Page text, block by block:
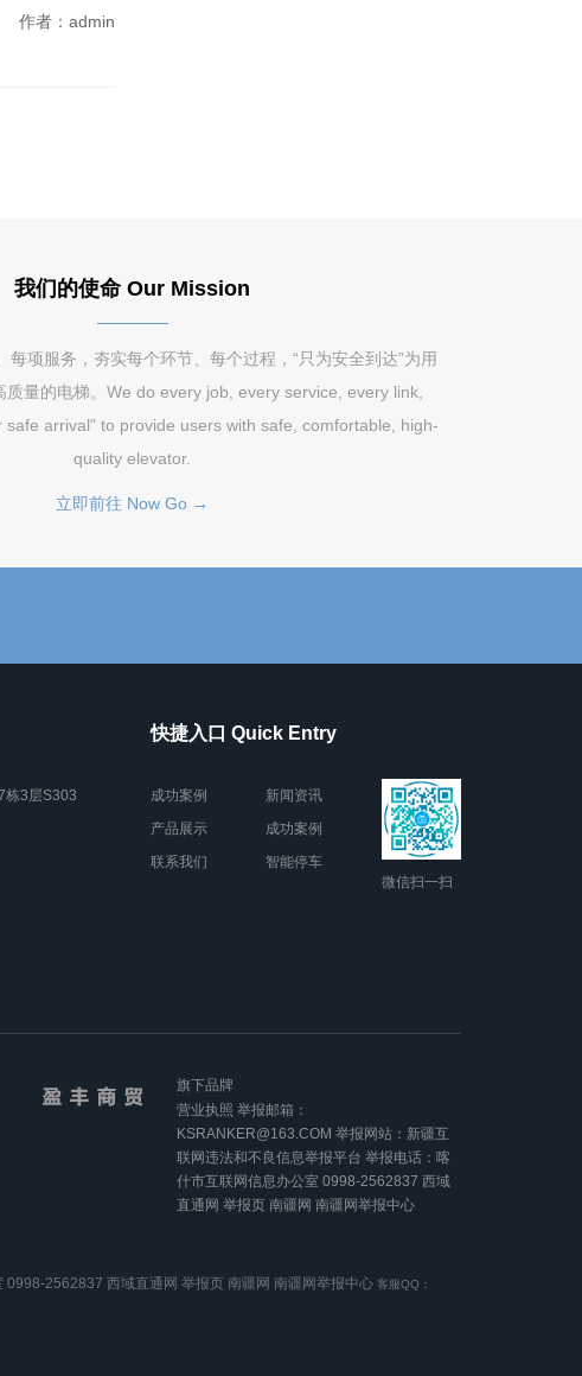
作者：admin
我们的使命 Our Mission
每项服务，夯实每个环节、每个过程，“只为安全到达”为用
质量的电梯。We do every job, every service, every link,
arrival" to provide users with safe, comfortable, high-
quality elevator.
立即前往 Now Go →
栋3层S303
快捷入口 Quick Entry
成功案例
产品展示
联系我们
新闻资讯
成功案例
智能停车
微信扫一扫
旗下品牌
营业执照 举报邮箱：
KSRANKER@163.COM 举报网站：新疆互
联网违法和不良信息举报平台 举报电话：喀
什市互联网信息办公室 0998-2562837 西域
直通网 举报页 南疆网 南疆网举报中心
0998-2562837 西域直通网 举报页 南疆网 南疆网举报中心 客服QQ：